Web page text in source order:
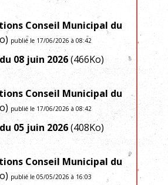
Conseil Municipal du
publié le 17/06/2026 à 08:42
08 juin 2026(466Ko)
Conseil Municipal du
publié le 17/06/2026 à 08:42
05 juin 2026(408Ko)
Conseil Municipal du
publié le 05/05/2026 à 16:03